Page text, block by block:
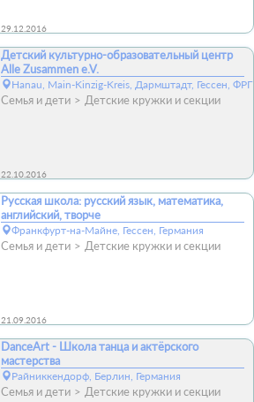
29.12.2016
Детский культурно-образовательный центр
Alle Zusammen e.V.
Hanau, Main-Kinzig-Kreis, Дармштадт, Гессен, ФРГ
Семья и дети Детские кружки и секции
22.10.2016
Русская школа: русский язык, математика,
английский, творче
Франкфурт-на-Майне, Гессен, Германия
Семья и дети Детские кружки и секции
21.09.2016
DanceArt - Школа танца и актёрского
мастерства
Райниккендорф, Берлин, Германия
Семья и дети Детские кружки и секции